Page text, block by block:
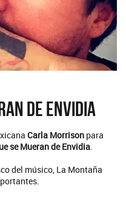
De Envidia
Carla Morrison para
se Mueran de Envidia
del músico, La Montaña